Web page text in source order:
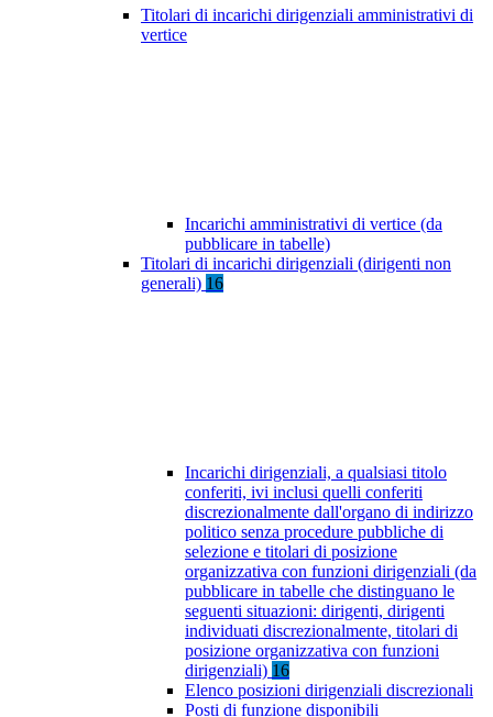
Titolari di incarichi dirigenziali amministrativi di
vertice
Incarichi amministrativi di vertice (da
pubblicare in tabelle)
Titolari di incarichi dirigenziali (dirigenti non
generali) 16
Incarichi dirigenziali, a qualsiasi titolo
conferiti, ivi inclusi quelli conferiti
discrezionalmente dall'organo di indirizzo
politico senza procedure pubbliche di
selezione e titolari di posizione
organizzativa con funzioni dirigenziali (da
pubblicare in tabelle che distinguano le
seguenti situazioni: dirigenti, dirigenti
individuati discrezionalmente, titolari di
posizione organizzativa con funzioni
dirigenziali) 16
Elenco posizioni dirigenziali discrezionali
Posti di funzione disponibili